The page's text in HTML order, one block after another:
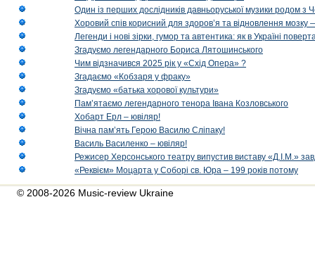
Один із перших дослідників давньоруської музики родом з
Хоровий спів корисний для здоров’я та відновлення мозку
Легенди і нові зірки, гумор та автентика: як в Україні
Згадуємо легендарного Бориса Лятошинського
Чим відзначився 2025 рік у «Схід Опера» ?
Згадаємо «Кобзаря у фраку»
Згадуємо «батька хорової культури»
Пам’ятаємо легендарного тенора Івана Козловського
Хобарт Ерл – ювіляр!
Вічна пам’ять Герою Василю Сліпаку!
Василь Василенко – ювіляр!
Режисер Херсонського театру випустив виставу «Д.І.М.»
«Реквієм» Моцарта у Соборі св. Юра – 199 років потому
© 2008-2026 Music-review Ukraine